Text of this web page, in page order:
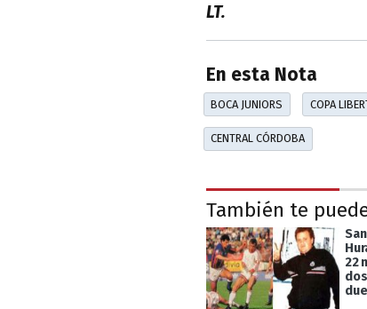
LT.
En esta Nota
BOCA JUNIORS COPA
CENTRAL CÓRDOBA
También te
22